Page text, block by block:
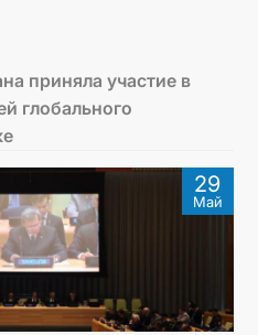
ДАННЫЕ
приняла участие в
глобального
29
Май